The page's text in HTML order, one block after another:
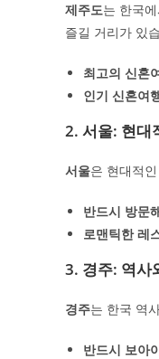
제주도는 한국
즐길 거리가 있
최고의 신혼
인기 신혼여
2. 서울: 현대
서울은 현대적
반드시 방문
로맨틱한 레
3. 경주: 역사
경주는 한국 역
반드시 보아